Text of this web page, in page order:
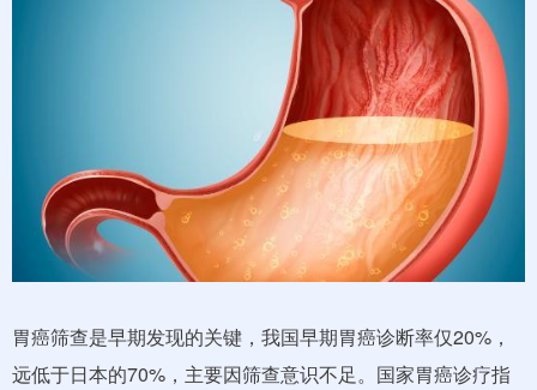
胃癌筛查是早期发现的关键，我国早期胃癌诊断率仅20%，
远低于日本的70%，主要因筛查意识不足。国家胃癌诊疗指